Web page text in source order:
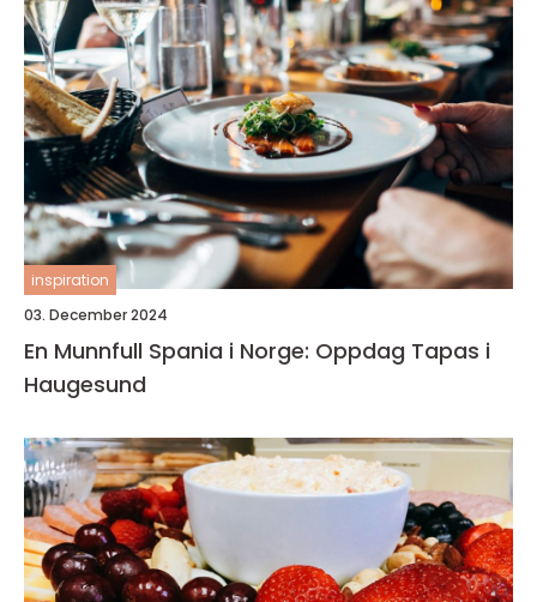
inspiration
03. December 2024
En Munnfull Spania i Norge: Oppdag Tapas i
Haugesund